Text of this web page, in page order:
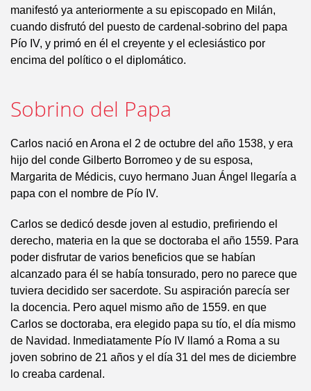
manifestó ya anteriormente a su episcopado en Milán,
cuando disfrutó del puesto de cardenal-sobrino del papa
Pío IV, y primó en él el creyente y el eclesiástico por
encima del político o el diplomático.
Sobrino del Papa
Carlos nació en Arona el 2 de octubre del año 1538, y era
hijo del conde Gilberto Borromeo y de su esposa,
Margarita de Médicis, cuyo hermano Juan Ángel llegaría a
papa con el nombre de Pío IV.
Carlos se dedicó desde joven al estudio, prefiriendo el
derecho, materia en la que se doctoraba el año 1559. Para
poder disfrutar de varios beneficios que se habían
alcanzado para él se había tonsurado, pero no parece que
tuviera decidido ser sacerdote. Su aspiración parecía ser
la docencia. Pero aquel mismo año de 1559. en que
Carlos se doctoraba, era elegido papa su tío, el día mismo
de Navidad. Inmediatamente Pío IV llamó a Roma a su
joven sobrino de 21 años y el día 31 del mes de diciembre
lo creaba cardenal.